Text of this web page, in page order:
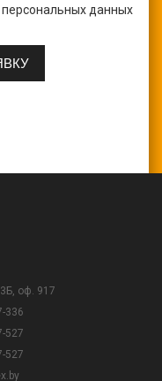
персональных данных
оф. 917
336
527
527